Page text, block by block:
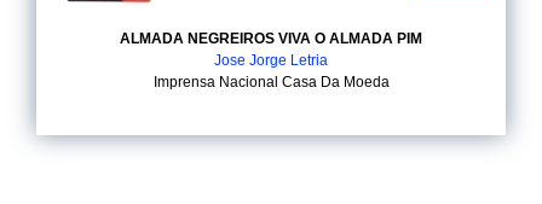
ALMADA NEGREIROS VIVA O ALMADA PIM
Jose Jorge Letria
Imprensa Nacional Casa Da Moeda